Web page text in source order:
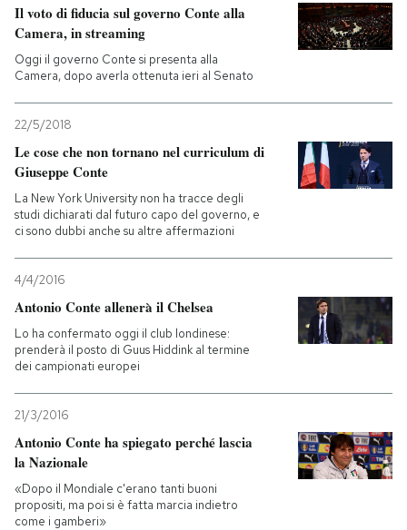
Il voto di fiducia sul governo Conte alla
Camera, in streaming
Oggi il governo Conte si presenta alla
Camera, dopo averla ottenuta ieri al Senato
22/5/2018
Le cose che non tornano nel curriculum di
Giuseppe Conte
La New York University non ha tracce degli
studi dichiarati dal futuro capo del governo, e
ci sono dubbi anche su altre affermazioni
4/4/2016
Antonio Conte allenerà il Chelsea
Lo ha confermato oggi il club londinese:
prenderà il posto di Guus Hiddink al termine
dei campionati europei
21/3/2016
Antonio Conte ha spiegato perché lascia
la Nazionale
«Dopo il Mondiale c'erano tanti buoni
propositi, ma poi si è fatta marcia indietro
come i gamberi»